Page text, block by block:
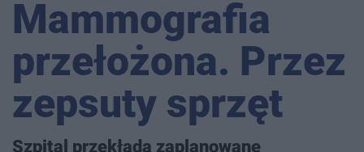
Mammografia
przełożona. Przez
zepsuty sprzęt
Szpital przekłada zaplanowane